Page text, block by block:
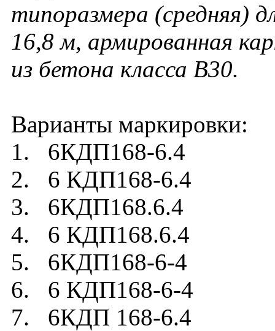
типоразмера (средняя)
16,8 м, армированная
из бетона класса В30.
Варианты маркировки:
1. 6КДП168-6.4
2. 6 КДП168-6.4
3. 6КДП168.6.4
4. 6 КДП168.6.4
5. 6КДП168-6-4
6. 6 КДП168-6-4
7. 6КДП 168-6.4